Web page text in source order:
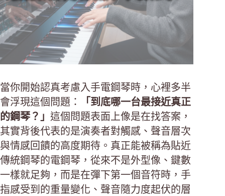
當你開始認真考慮入手電鋼琴時，心裡多半
會浮現這個問題：
「到底哪一台最接近真正
的鋼琴？」 這個問題表面上像是在找答案，
其實背後代表的是演奏者對觸感、聲音層次
與情感回饋的高度期待。真正能被稱為貼近
傳統鋼琴的電鋼琴，從來不是外型像、鍵數
一樣就足夠，而是在彈下第一個音符時，手
指感受到的重量變化、聲音隨力度起伏的層